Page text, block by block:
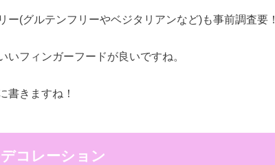
ー(グルテンフリーやベジタリアンなど)も事前調査要！
いフィンガーフードが良いですね。
書きますね！
コレーション